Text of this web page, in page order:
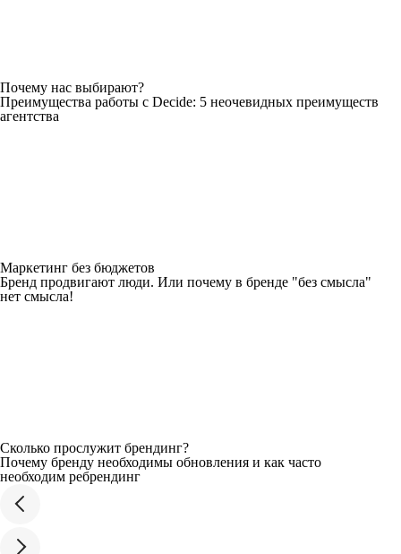
Почему нас выбирают?
Преимущества работы с Decide: 5 неочевидных преимуществ
агентства
Маркетинг без бюджетов
Бренд продвигают люди. Или почему в бренде "без смысла"
нет смысла!
Сколько прослужит брендинг?
Почему бренду необходимы обновления и как часто
необходим ребрендинг